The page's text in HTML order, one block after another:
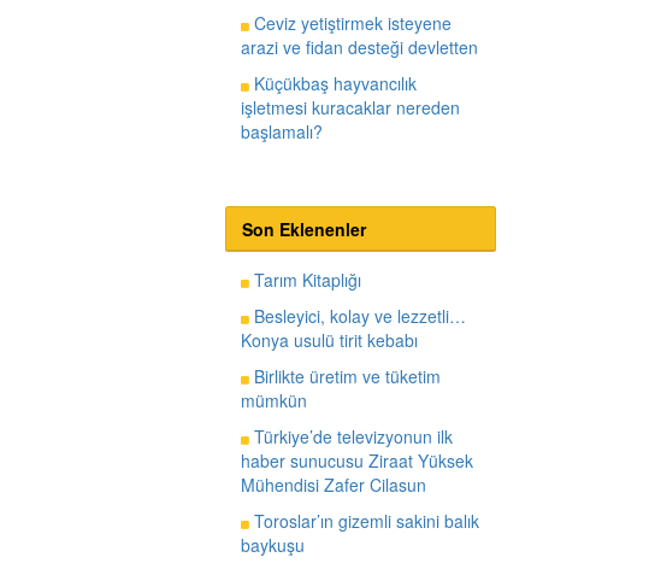
Ceviz yetiştirmek isteyene
arazi ve fidan desteği devletten
Küçükbaş hayvancılık
işletmesi kuracaklar nereden
başlamalı?
Son Eklenenler
Tarım Kitaplığı
Besleyici, kolay ve lezzetli…
Konya usulü tirit kebabı
Birlikte üretim ve tüketim
mümkün
Türkiye’de televizyonun ilk
haber sunucusu Ziraat Yüksek
Mühendisi Zafer Cilasun
Toroslar’ın gizemli sakini balık
baykuşu